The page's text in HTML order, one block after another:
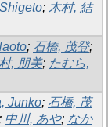
; 木村, 結
; 石橋, 茂登;
, 朋美; たむら,
Junko; 石橋, 茂
; 中川, あや; なか